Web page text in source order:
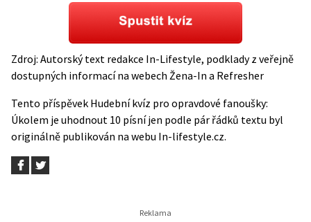
Zdroj: Autorský text redakce In-Lifestyle, podklady z veřejně
dostupných informací na webech Žena-In a Refresher
Tento příspěvek Hudební kvíz pro opravdové fanoušky:
Úkolem je uhodnout 10 písní jen podle pár řádků textu byl
originálně publikován na webu In-lifestyle.cz.